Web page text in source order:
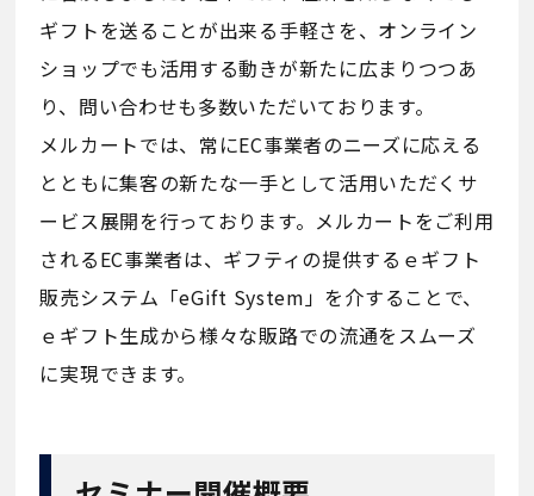
ギフトを送ることが出来る手軽さを、オンライン
ショップでも活用する動きが新たに広まりつつあ
り、問い合わせも多数いただいております。
メルカートでは、常にEC事業者のニーズに応える
とともに集客の新たな一手として活用いただくサ
ービス展開を行っております。メルカートをご利用
されるEC事業者は、ギフティの提供するｅギフト
販売システム「eGift System」を介することで、
ｅギフト生成から様々な販路での流通をスムーズ
に実現できます。